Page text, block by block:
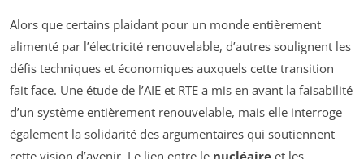
Alors que certains plaidant pour un monde entièrement
alimenté par l’électricité renouvelable, d’autres soulignent les
défis techniques et économiques auxquels cette transition
fait face. Une étude de l’AIE et RTE a mis en avant la faisabilité
d’un système entièrement renouvelable, mais elle interroge
également la solidarité des argumentaires qui soutiennent